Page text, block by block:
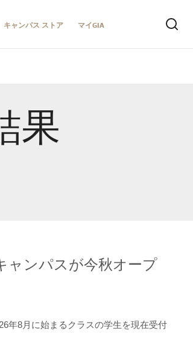
キャンパス ストア マイGIA
果
ャンパスが今秋オープ
年8月に始まるクラスの学生を現在受付